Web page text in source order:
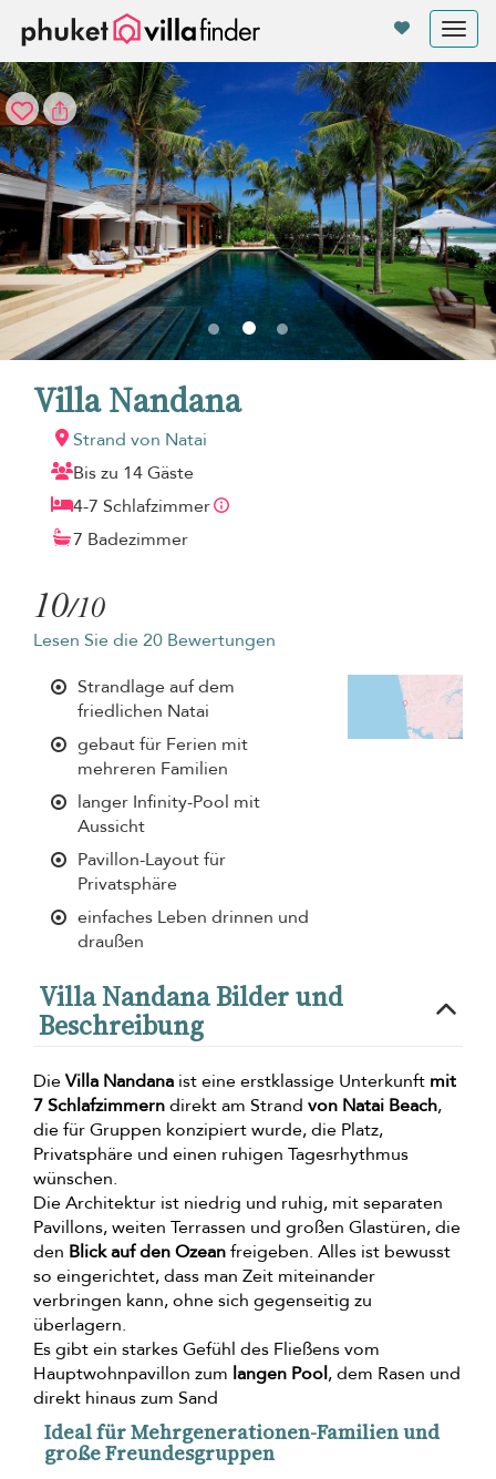
Villa Nandana
Strand von Natai
Bis zu 14 Gäste
4-7 Schlafzimmer
7 Badezimmer
10/10
Lesen Sie die 20 Bewertungen
Strandlage auf dem
friedlichen Natai
gebaut für Ferien mit
mehreren Familien
langer Infinity-Pool mit
Aussicht
Pavillon-Layout für
Privatsphäre
einfaches Leben drinnen und
draußen
Villa Nandana Bilder und
Beschreibung
DieVilla Nandana ist eine erstklassige Unterkunft mit
7 Schlafzimmerndirekt am Strand von Natai Beach,
die für Gruppen konzipiert wurde, die Platz,
Privatsphäre und einen ruhigen Tagesrhythmus
wünschen.
Die Architektur ist niedrig und ruhig, mit separaten
Pavillons, weiten Terrassen und großen Glastüren, die
den Blick auf den Ozeanfreigeben. Alles ist bewusst
so eingerichtet, dass man Zeit miteinander
verbringen kann, ohne sich gegenseitig zu
überlagern.
Es gibt ein starkes Gefühl des Fließens vom
Hauptwohnpavillon zum langen Pool, dem Rasen und
direkt hinaus zum Sand
Ideal für Mehrgenerationen-Familien und
große Freundesgruppen
Cookie-Einstellungen